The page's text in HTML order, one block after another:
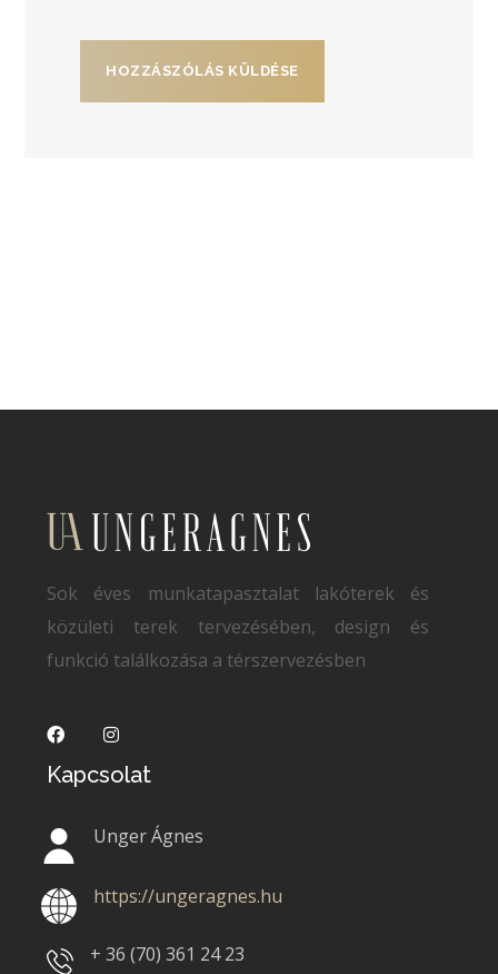
Sok éves munkatapasztalat lakóterek és
közületi terek tervezésében, design és
funkció találkozása a térszervezésben
Kapcsolat
Unger Ágnes
https://ungeragnes.hu
+ 36 (70)361 24 23